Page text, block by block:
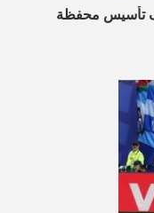
تأسيس محفظة